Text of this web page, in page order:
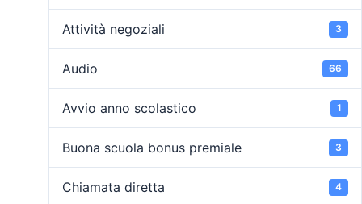
Attività negoziali 3
Audio 66
Avvio anno scolastico 1
Buona scuola bonus premiale 3
Chiamata diretta 4